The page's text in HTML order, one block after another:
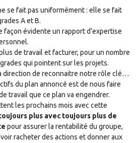
se fait pas uniformément : elle se fait
A et B.
façon évidente un rapport d’expertise
de travail et facturer, pour un nombre
qui pointent sur les projets.
direction de reconnaitre notre rôle clé…
du plan annoncé est de nous faire
travail que ce plan va engendrer.
les prochains mois avec cette
plus avec toujours plus de
pour assurer la rentabilité du groupe,
racheter des actions et donner aux